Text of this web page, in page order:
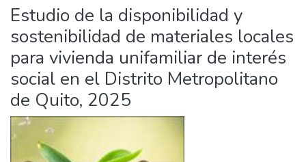
Estudio de la disponibilidad y
sostenibilidad de materiales locales
para vivienda unifamiliar de interés
social en el Distrito Metropolitano
de Quito, 2025